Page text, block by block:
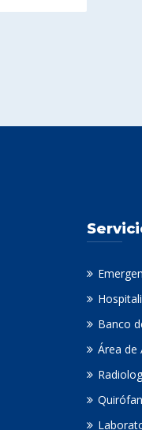
Banco
Área de